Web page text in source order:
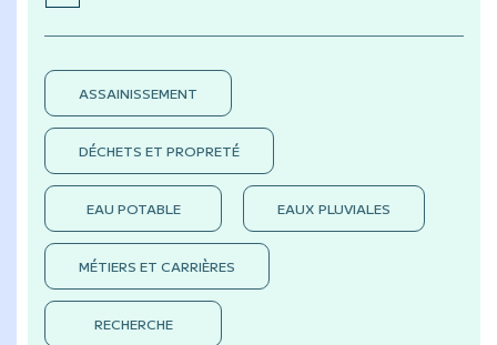
ASSAINISSEMENT
DÉCHETS ET PROPRETÉ
EAU POTABLE EAUX PLUVIALES
MÉTIERS ET CARRIÈRES
RECHERCHE